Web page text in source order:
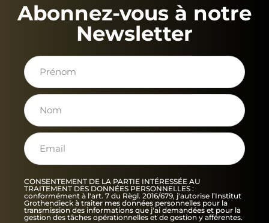
Abonnez-vous à notre
Newsletter
CONSENTEMENT DE LA PARTIE INTÉRESSÉE AU
TRAITEMENT DES DONNÉES PERSONNELLES :
conformément à l'art. 7 du Règl. 2016/679, j'autorise l’Institut
Grothendieck à traiter mes données personnelles pour la
transmission des informations que j'ai demandées et pour la
gestion des tâches opérationnelles et de gestion y afférentes.